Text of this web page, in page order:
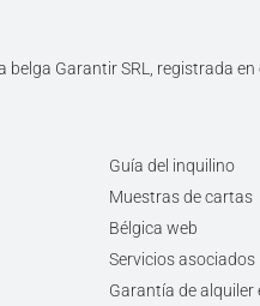
belga Garantir SRL, registrada
Guía del inquilino
Muestras de cartas
Bélgica web
Servicios asociados
Garantía de alquiler